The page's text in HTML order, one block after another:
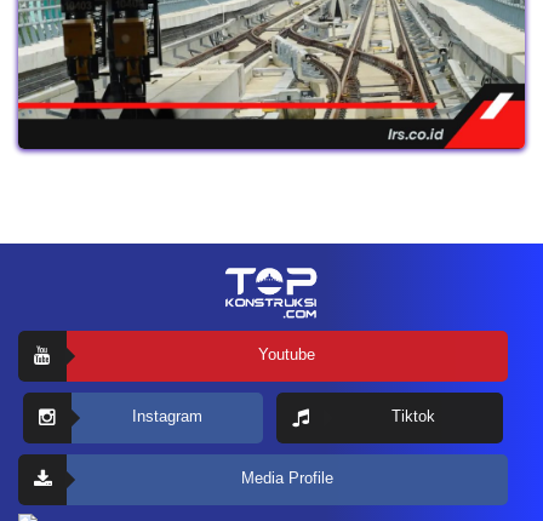
Youtube
Instagram Tiktok
Media Profile